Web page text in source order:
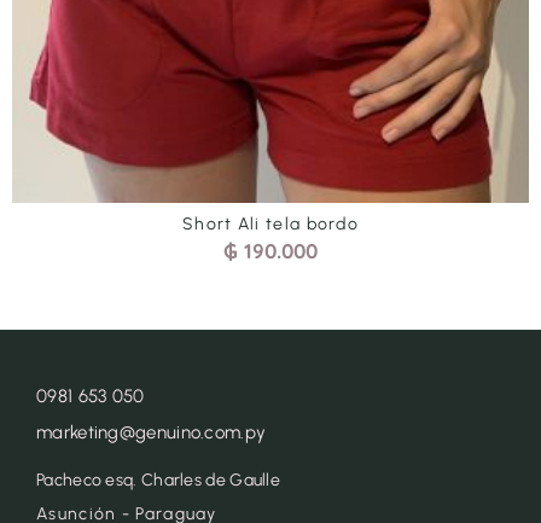
Pantalón Alei Negro
₲260.000
0981 653 050
marketing@genuino.com.py
Pacheco esq. Charles de Gaulle
Asunción - Paraguay